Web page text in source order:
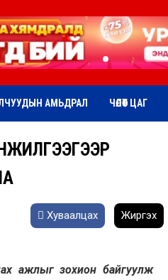
АМЬДРАЛ ЧӨЛӨӨТ ЦАГ
Хуваалцах Жиргэх
ажлыг зохион байгуулж